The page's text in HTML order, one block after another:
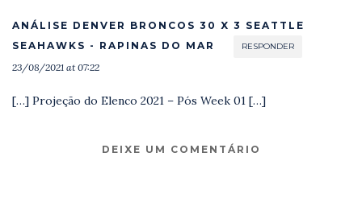
ANÁLISE DENVER BRONCOS 30 X 3 SEATTLE
SEAHAWKS - RAPINAS DO MAR
RESPONDER
23/08/2021 at 07:22
[…] Projeção do Elenco 2021 – Pós Week 01 […]
DEIXE UM COMENTÁRIO